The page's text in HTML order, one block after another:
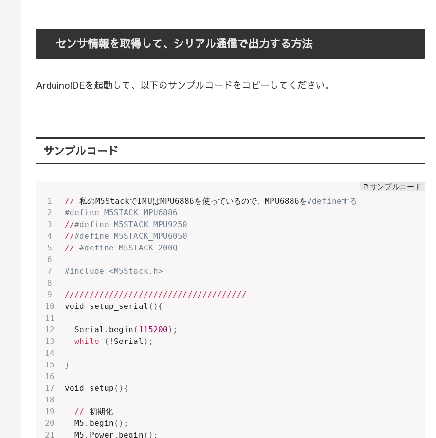
センサ情報を取得して、シリアル通信で出力する方法
ArduinoIDEを起動して、以下のサンプルコードをコピーしてください。
サンプルコード
// 私のM5StackでIMUはMPU6886を使っているので、MPU6886を#defineする
#define M5STACK_MPU6886
//#define M5STACK_MPU9250
//#define M5STACK_MPU6050
// #define M5STACK_200Q
#include <M5Stack.h>
/////////////////////////////////////
void setup_serial ( ) {
  Serial
. begin ( 115200 ) ;
while
( !Serial ) ;
}
void setup ( ) {
// 初期化
  M5
. begin ( ) ;
  M5
. Power . begin ( ) ;